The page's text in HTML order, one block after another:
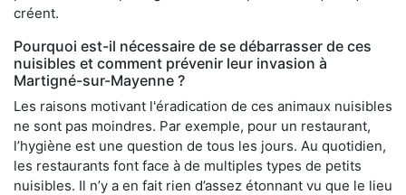
créent.
Pourquoi est-il nécessaire de se débarrasser de ces
nuisibles et comment prévenir leur invasion à
Martigné-sur-Mayenne ?
Les raisons motivant l'éradication de ces animaux nuisibles
ne sont pas moindres. Par exemple, pour un restaurant,
l’hygiène est une question de tous les jours. Au quotidien,
les restaurants font face à de multiples types de petits
nuisibles. Il n’y a en fait rien d’assez étonnant vu que le lieu